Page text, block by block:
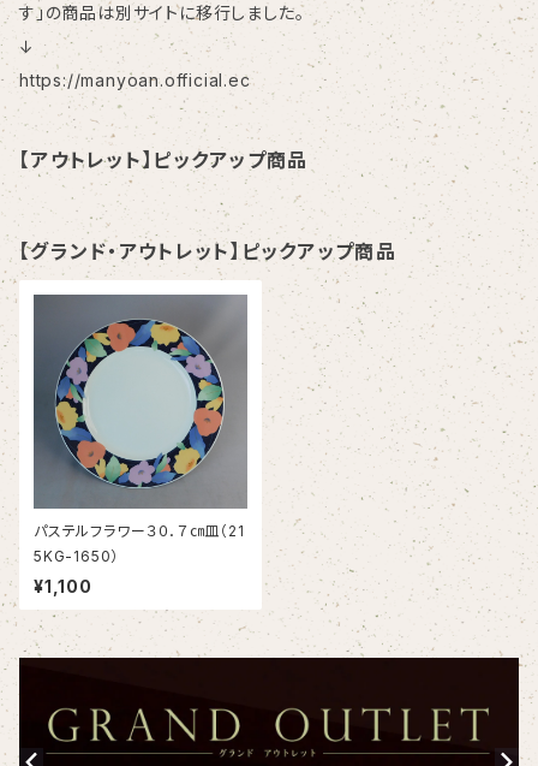
す」の商品は別サイトに移行しました。
↓
https://manyoan.official.ec
【アウトレット】ピックアップ商品
【グランド・アウトレット】ピックアップ商品
パステルフラワー３０．７㎝皿（21
5KG-1650）
¥1,100